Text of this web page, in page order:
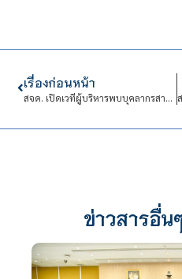
เรื่องก่อนหน้า
สจด. เปิดเวทีผู้บริหารพบบุคลากรสายสนับสนุน ส่งต่อนโยบายใหม่พัฒนาสถาบันใน 4 ปี
ข่าวสารอื่น